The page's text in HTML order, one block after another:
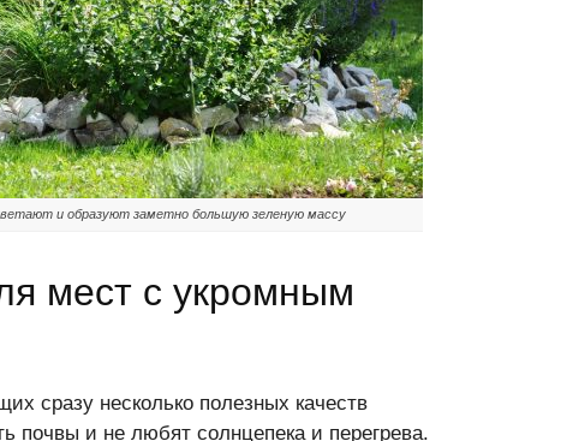
и образуют заметно большую зеленую массу
мест с укромным
сразу несколько полезных качеств
почвы и не любят солнцепека и перегрева.